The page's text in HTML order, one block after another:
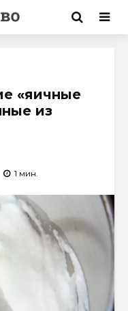
«яичные
из
1 мин.